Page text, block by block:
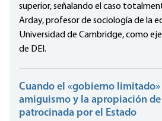
superior, señalando el caso
Arday, profesor de sociología de la
Universidad de Cambridge, como
de DEI.
Cuando el «gobierno
amiguismo y la apropiación
patrocinada por el Estado